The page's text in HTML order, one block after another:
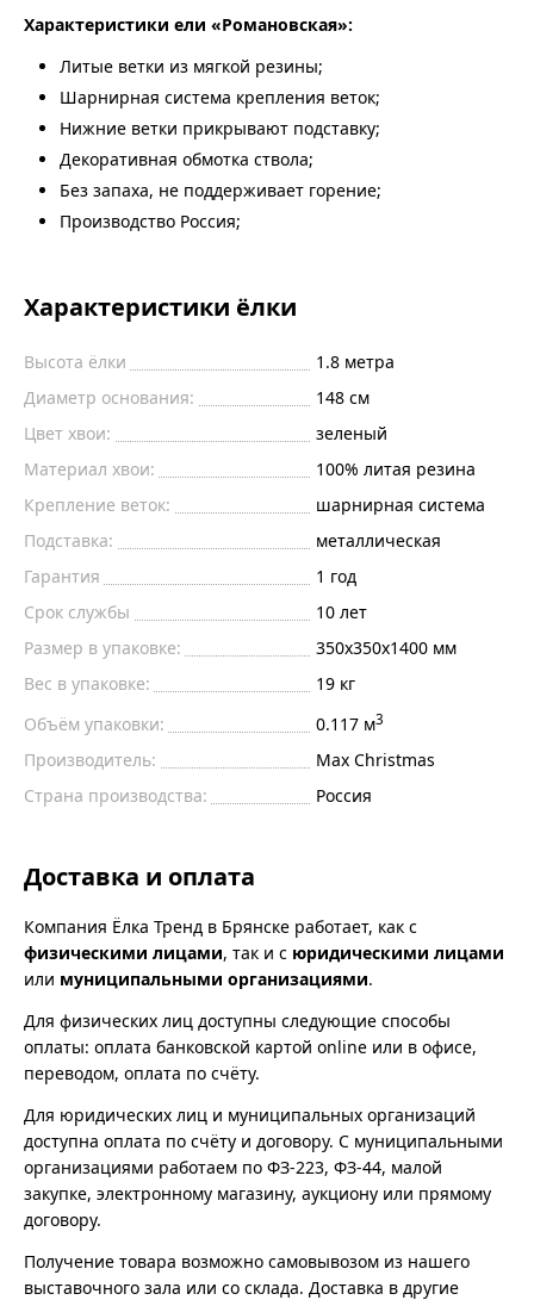
Характеристики ели «Романовская»:
Литые ветки из мягкой резины;
Шарнирная система крепления веток;
Нижние ветки прикрывают подставку;
Декоративная обмотка ствола;
Без запаха, не поддерживает горение;
Производство Россия;
Характеристики ёлки
Высота ёлки 1.8 метра
Диаметр основания:
148 см
Цвет хвои:
зеленый
Материал хвои:
100% литая резина
Крепление веток:
шарнирная система
Подставка:
металлическая
Гарантия
1 год
Срок службы
10 лет
Размер в упаковке:
350х350х1400 мм
Вес в упаковке:
19 кг
Объём упаковки:
0.117 м3
Производитель:
Max Christmas
Страна производства:
Россия
Доставка и оплата
Компания Ёлка Тренд в Брянске работает, как с
физическими лицами, так и с юридическими лицами
или муниципальными организациями.
Для физических лиц доступны следующие способы
оплаты: оплата банковской картой online или в офисе,
переводом, оплата по счёту.
Для юридических лиц и муниципальных организаций
доступна оплата по счёту и договору. С муниципальными
организациями работаем по ФЗ-223, ФЗ-44, малой
закупке, электронному магазину, аукциону или прямому
договору.
Получение товара возможно самовывозом из нашего
выставочного зала или со склада. Доставка в другие